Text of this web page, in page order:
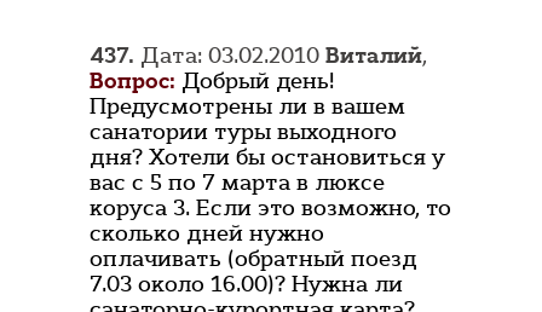
437. Дата: 03.02.2010 Виталий,
Вопрос: Добрый день!
Предусмотрены ли в вашем
санатории туры выходного
дня? Хотели бы остановиться у
вас с 5 по 7 марта в люксе
коруса 3. Если это возможно, то
сколько дней нужно
оплачивать (обратный поезд
7.03 около 16.00)? Нужна ли